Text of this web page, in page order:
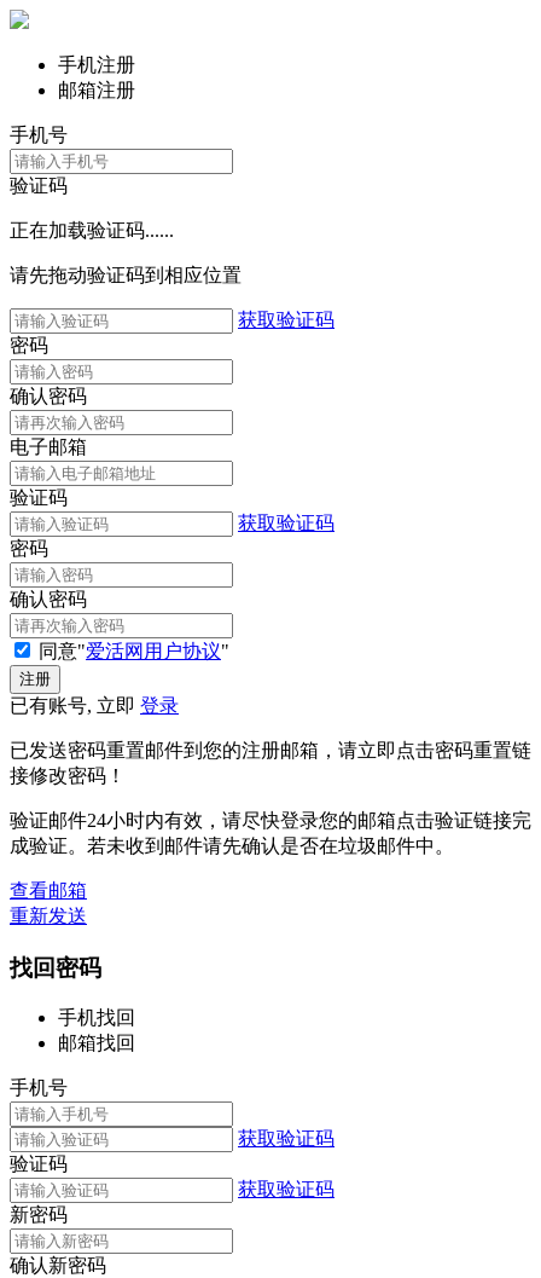
手机注册
邮箱注册
手机号
验证码
正在加载验证码......
请先拖动验证码到相应位置
获取验证码
密码
确认密码
电子邮箱
验证码
获取验证码
密码
确认密码
同意"爱活网用户协议"
已有账号, 立即 登录
已发送密码重置邮件到您的注册邮箱，请立即点击密码重置链
接修改密码！
验证邮件24小时内有效，请尽快登录您的邮箱点击验证链接完
成验证。若未收到邮件请先确认是否在垃圾邮件中。
查看邮箱
重新发送
找回密码
手机找回
邮箱找回
手机号
获取验证码
验证码
获取验证码
新密码
确认新密码